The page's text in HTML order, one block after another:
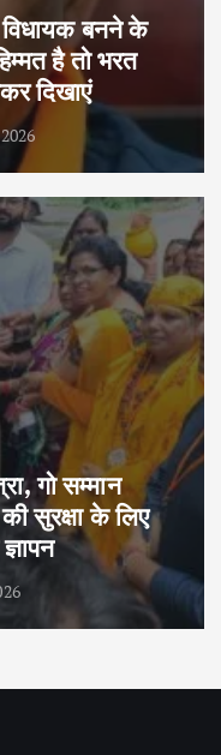
विधायक बनने के
है तो भरत
दिखाएं
गो सम्मान
सुरक्षा के लिए